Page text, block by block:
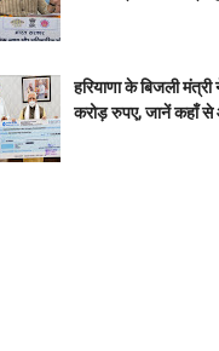
हरियाणा के बिजली
करोड़ रुपए, जानें कहाँ